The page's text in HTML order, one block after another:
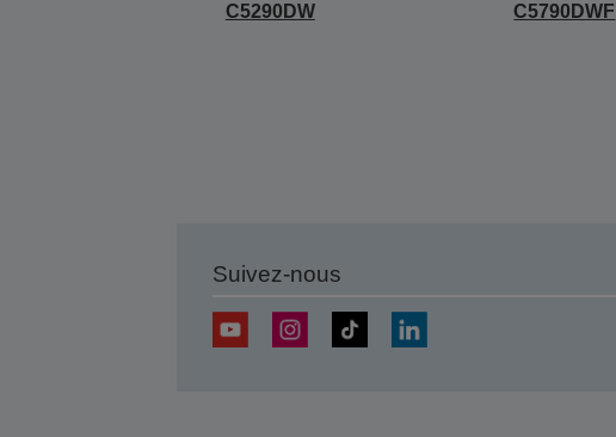
C5290DW
C5790DWF
Suivez-nous